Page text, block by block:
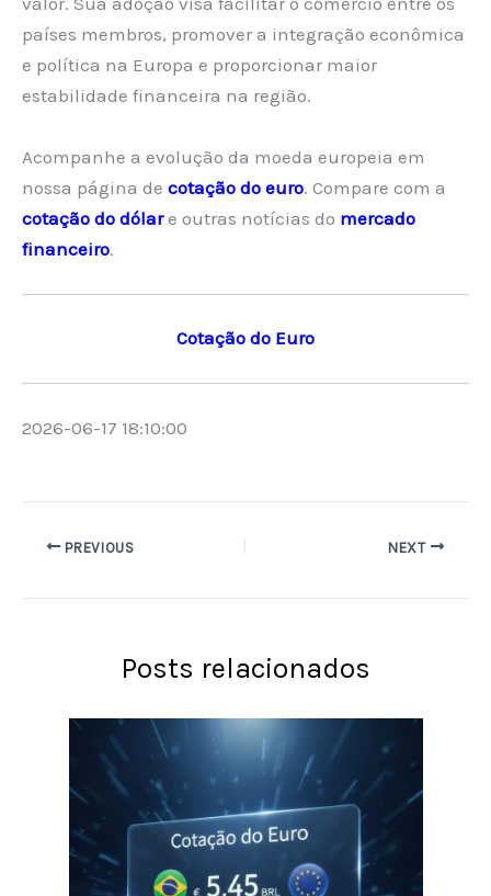
países membros, promover a integração econômica
e política na Europa e proporcionar maior
estabilidade financeira na região.
Acompanhe a evolução da moeda europeia em
nossa página de cotação do euro. Compare com a
cotação do dólare outras notícias do mercado
financeiro.
Cotação do Euro
2026-06-17 18:10:00
PREVIOUS NEXT
Posts relacionados